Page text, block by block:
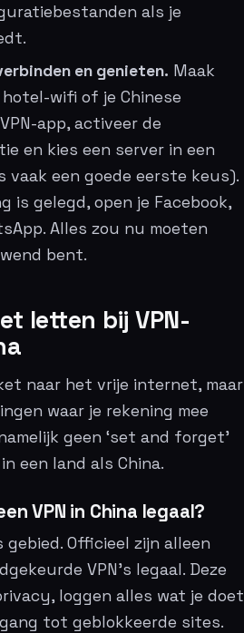
als je
en genieten. Maak
wifi of je Chinese
app, activeer de
en kies een server in een
vaak een goede eerste keus).
is gelegd, open je Facebook,
Alles zou nu moeten
bent.
letten bij VPN-
naar het vrije internet, maar
waar je rekening mee
geen ‘set and forget’
een land als China.
VPN in China legaal?
Officieel zijn alleen
VPN’s legaal. Deze
loggen alles wat je doet
tot geblokkeerde sites.